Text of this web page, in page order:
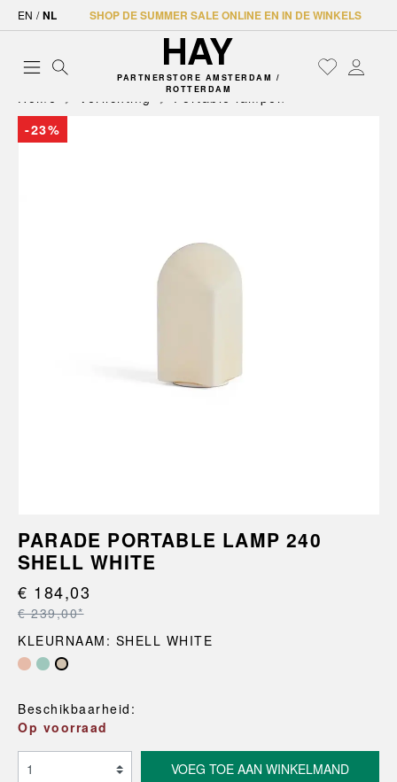
EN / NL SHOP DE SUMMER SALE ONLINE EN IN DE WINKELS
PARTNERSTORE AMSTERDAM /
ROTTERDAM
Home Verlichting
Portable lampen
-23%
PARADE PORTABLE LAMP 240
SHELL WHITE
€ 184,03
€ 239,00*
KLEURNAAM: SHELL WHITE
Beschikbaarheid:
Op voorraad
VOEG TOE AAN WINKELMAND